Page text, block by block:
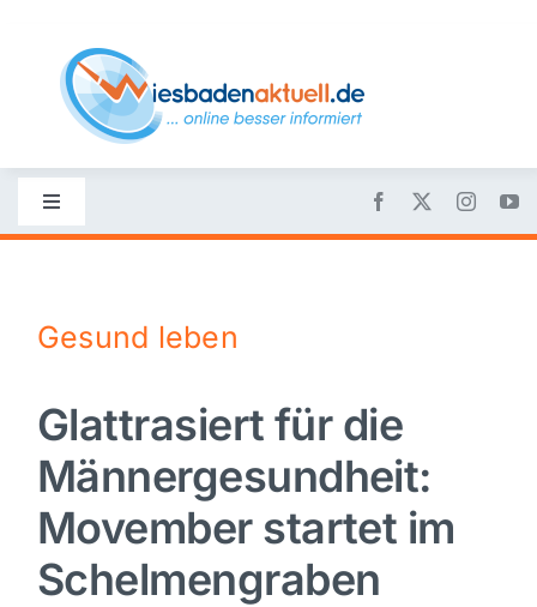
content
Toggle
Navigation
Nachrichten
Politik
Wirtschaft
Sport
Gesund leben
Glattrasiert für die
Männergesundheit:
Movember startet im
Schelmengraben